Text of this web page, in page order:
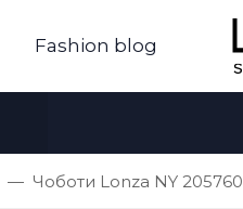
Fashion blog
Чоботи Lonza NY 205760